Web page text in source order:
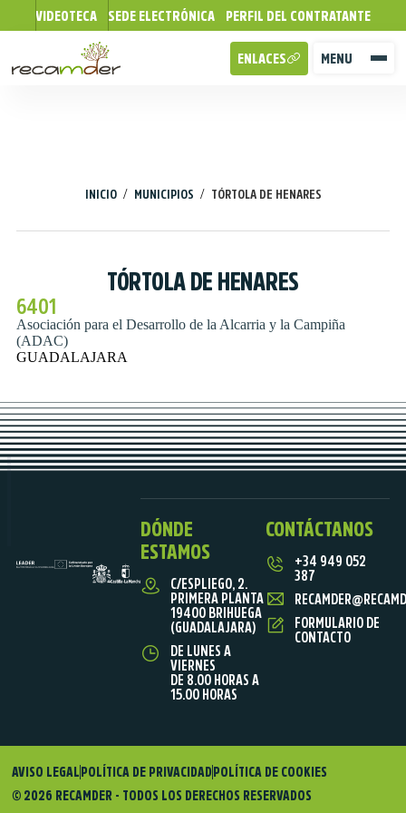
VIDEOTECA SEDE ELECTRÓNICA PERFIL DEL CONTRATANTE
MENU
ENLACES
INICIO / MUNICIPIOS / TÓRTOLA DE HENARES
TÓRTOLA DE HENARES
6401
Asociación para el Desarrollo de la Alcarria y la Campiña
(ADAC)
GUADALAJARA
DÓNDE
ESTAMOS
C/ESPLIEGO, 2.
PRIMERA PLANTA
19400 BRIHUEGA
(GUADALAJARA)
DE LUNES A
VIERNES
DE 8.00 HORAS A
15.00 HORAS
CONTÁCTANOS
+34 949 052
387
FORMULARIO DE
CONTACTO
© 2026 RECAMDER - TODOS LOS DERECHOS RESERVADOS
AVISO LEGAL POLÍTICA DE PRIVACIDAD POLÍTICA DE COOKIES